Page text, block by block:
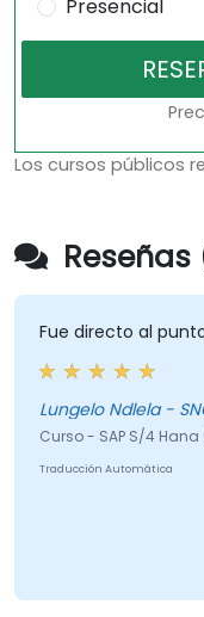
Presencial
Los cursos públicos
Reseñas
Fue directo al
Lungelo Ndlela -
Curso - SAP S/4 Hana
Traducción Automática